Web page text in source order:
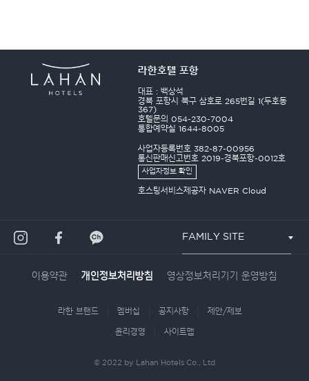
라한호텔 포항
대표 : 백상석
경북 포항시 북구 삼호로 265번길 1(두호동
367)
호텔문의 054-230-7004
통합예약실 1644-8005
사업자등록번호 382-87-00956
통신판매신고번호 2019-경북포항-0012호
사업자정보 확인
호스팅서비스제공자 NAVER Cloud
FAMILY SITE
이용약관 개인정보처리방침 영상정보처리기기 운영방침
라한 브랜드 멤버십 공지사항 제안/제보
윤리경영 사이트맵
© 2022 by Lahan Hotels Co., Ltd